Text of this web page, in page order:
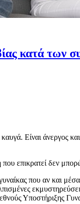
κατά των
Είναι άνεργος
επικρατεί δεν
που αν και
Υποστήριξης